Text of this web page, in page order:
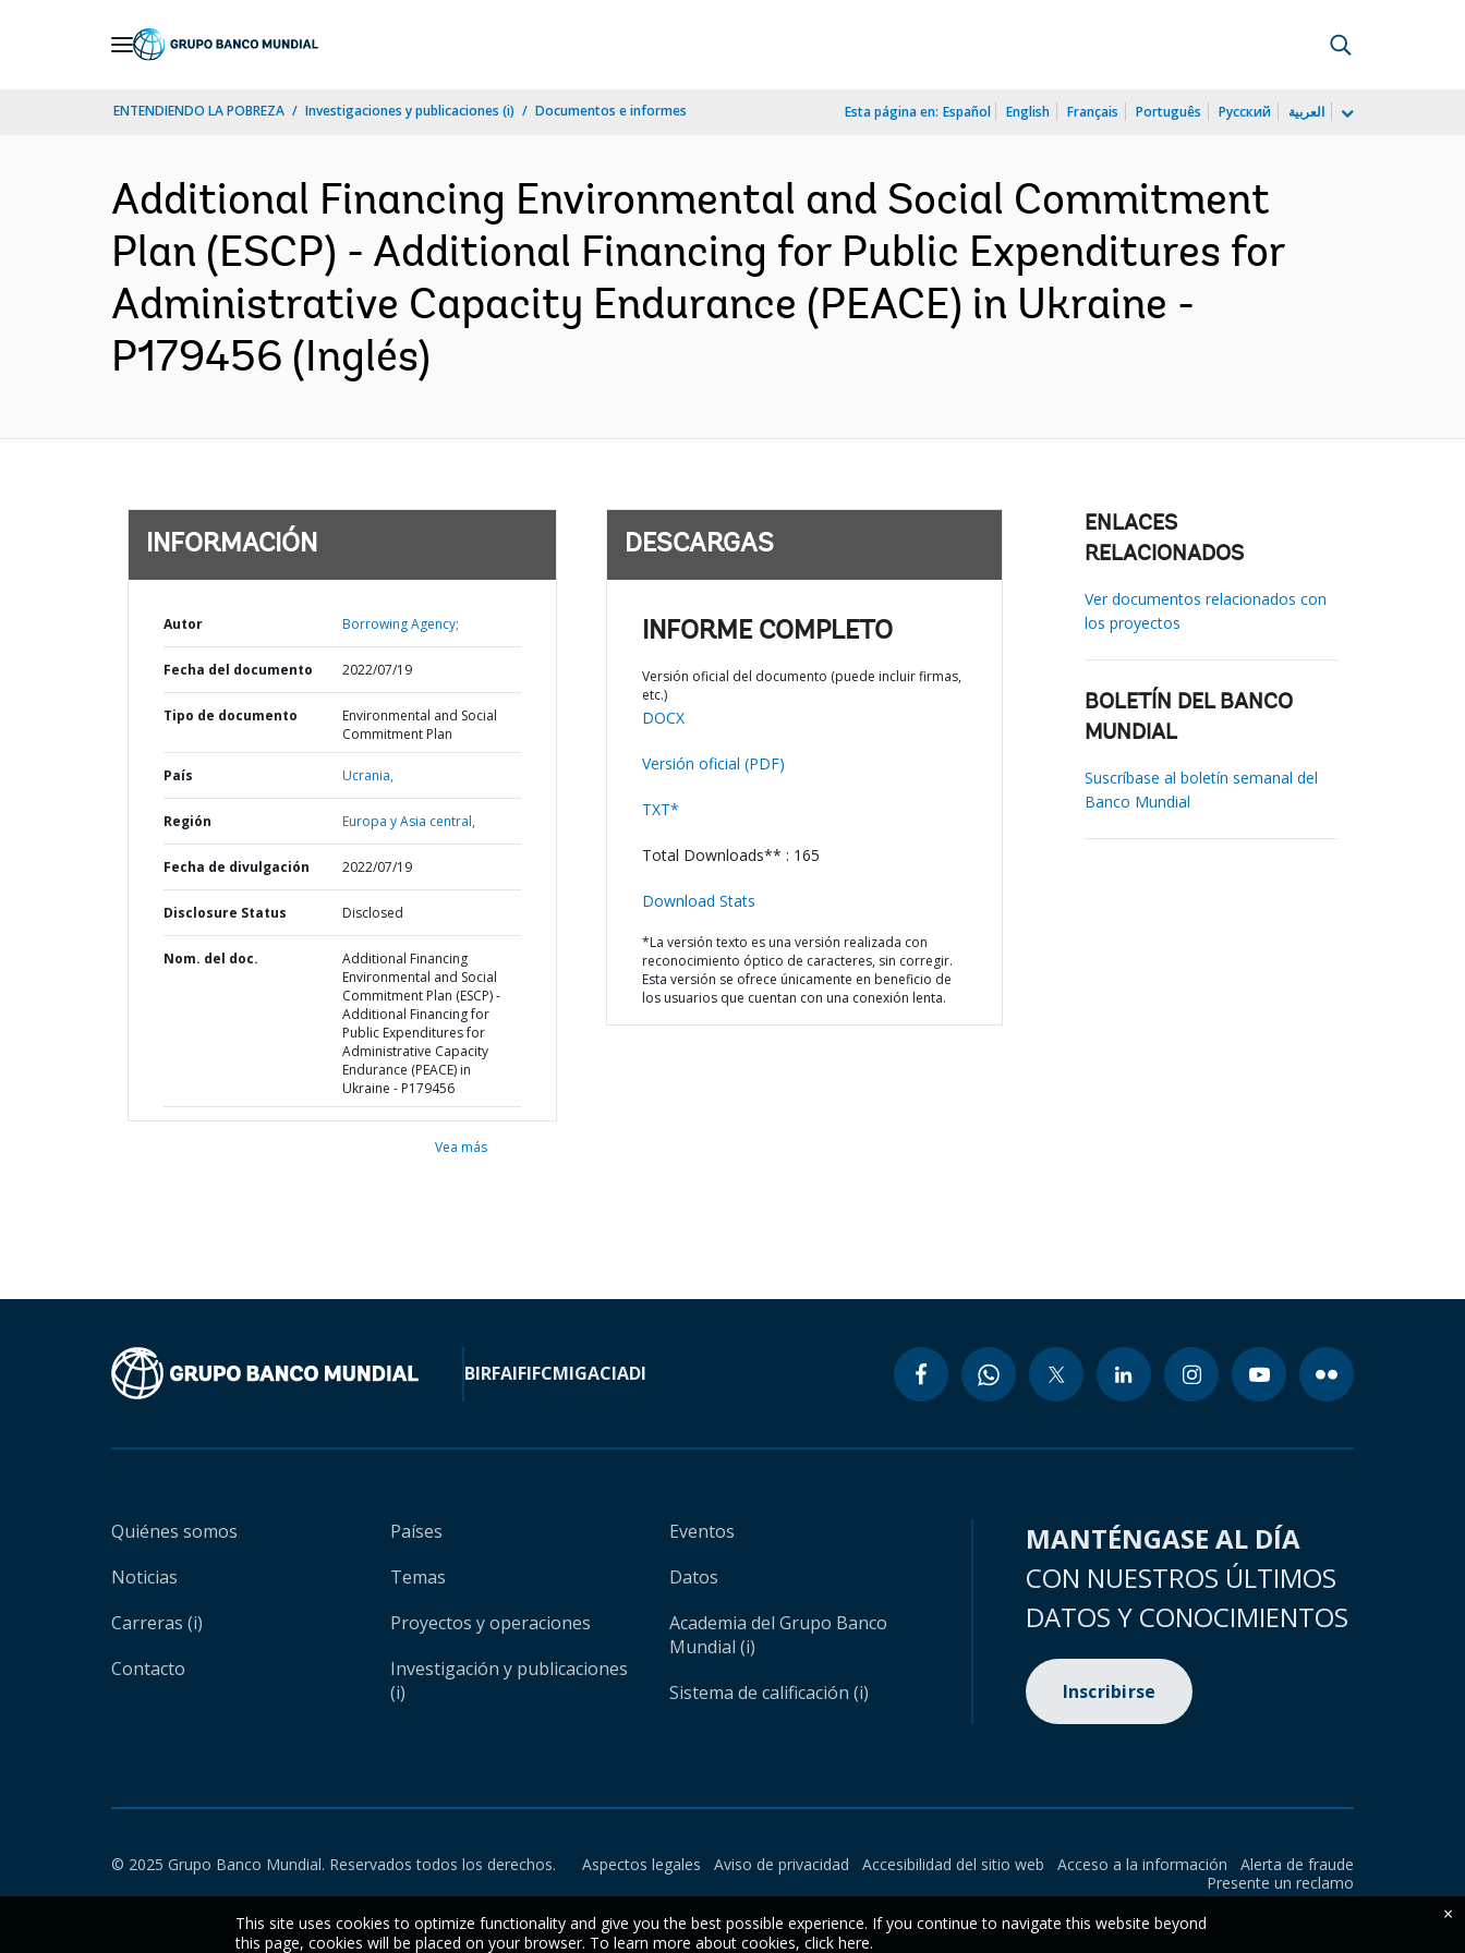
ENTENDIENDO LA POBREZA Investigaciones y publicaciones (i) Documentos e informes Esta página en: Español English Français Português Русский العربية
Additional Financing Environmental and Social Commitment
Plan (ESCP) - Additional Financing for Public Expenditures for
Administrative Capacity Endurance (PEACE) in Ukraine -
P179456 (Inglés)
INFORMACIÓN
Autor Borrowing Agency;
Fecha del documento 2022/07/19
Tipo de documento
Environmental and Social
Commitment Plan
País Ucrania,
Región Europa y Asia central,
Fecha de divulgación 2022/07/19
Disclosure Status Disclosed
Nom. del doc.
Additional Financing
Environmental and Social
Commitment Plan (ESCP) -
Additional Financing for
Public Expenditures for
Administrative Capacity
Endurance (PEACE) in
Ukraine - P179456
Vea más
DESCARGAS
INFORME COMPLETO
Versión oficial del documento (puede incluir firmas,
etc.)
DOCX
Versión oficial (PDF)
TXT*
Total Downloads** : 165
Download Stats
*La versión texto es una versión realizada con
reconocimiento óptico de caracteres, sin corregir.
Esta versión se ofrece únicamente en beneficio de
los usuarios que cuentan con una conexión lenta.
ENLACES
RELACIONADOS
Ver documentos relacionados con
los proyectos
BOLETÍN DEL BANCO
MUNDIAL
Suscríbase al boletín semanal del
Banco Mundial
BIRFAIFIFCMIGACIADI
Quiénes somos
Noticias
Carreras (i)
Contacto
Países
Temas
Proyectos y operaciones
Investigación y publicaciones
(i)
Eventos
Datos
Academia del Grupo Banco
Mundial (i)
Sistema de calificación (i)
MANTÉNGASE AL DÍA
CON NUESTROS ÚLTIMOS
DATOS Y CONOCIMIENTOS
Inscribirse
© 2025 Grupo Banco Mundial. Reservados todos los derechos. Aspectos legales Aviso de privacidad Accesibilidad del sitio web Acceso a la información
Alerta de fraude
Presente un reclamo
This site uses cookies to optimize functionality and give you the best possible experience. If you continue to navigate this website beyond
this page, cookies will be placed on your browser. To learn more about cookies, click here.
×